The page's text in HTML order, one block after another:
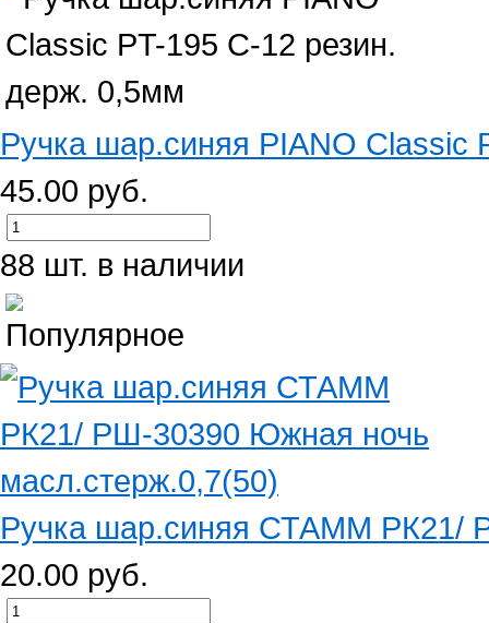
Ручка шар.синяя PIANO Classic
45.00 руб.
88 шт. в наличии
Ручка шар.синяя СТАММ РК21/
20.00 руб.